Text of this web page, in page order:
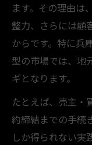
ます。その理由は
整力、さらには顧
からです。特に兵
型の市場では、地
ギとなります。
たとえば、売主・
約締結までの手続
しか得られない実